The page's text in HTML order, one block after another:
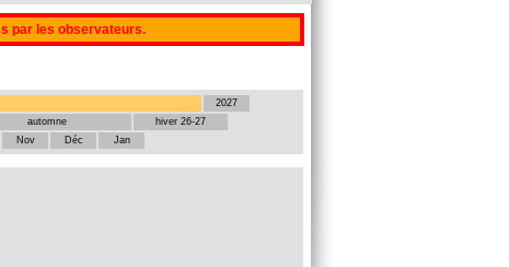
par les observateurs.
2027
automne
hiver 26-27
Nov Déc Jan